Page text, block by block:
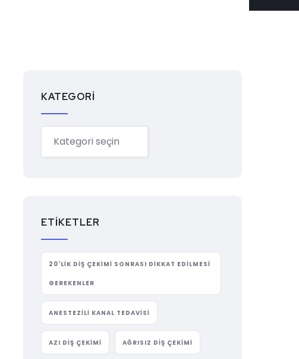
KATEGORI
ETIKETLER
20'LIK DIŞ ÇEKIMI SONRASI DIKKAT EDILMESI
GEREKENLER
ANESTEZILI KANAL TEDAVISI
AZI DIŞ ÇEKIMI AĞRISIZ DIŞ ÇEKIMI